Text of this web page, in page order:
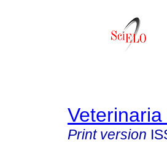
Print version